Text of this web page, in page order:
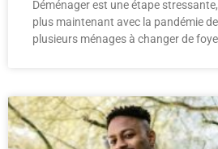
Déménager est une étape
plus maintenant avec la pandémie
plusieurs ménages à changer de